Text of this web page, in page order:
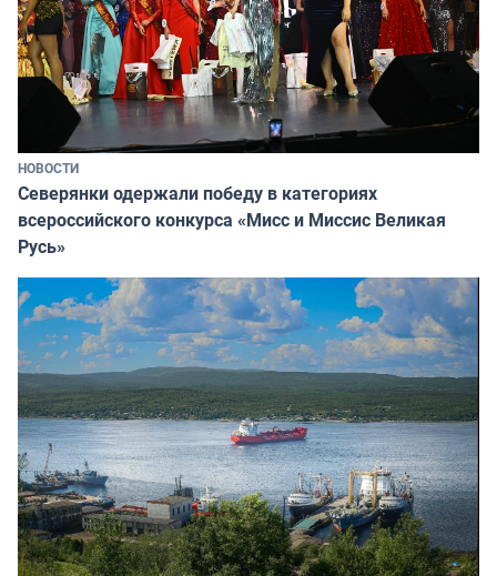
НОВОСТИ
Северянки одержали победу в категориях
всероссийского конкурса «Мисс и Миссис Великая
Русь»